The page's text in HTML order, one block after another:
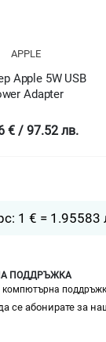
APPLE
Apple 5W USB
Adapter
€ / 97.52 лв.
1 € = 1.95583
ПОДДРЪЖКА
се абонирате за